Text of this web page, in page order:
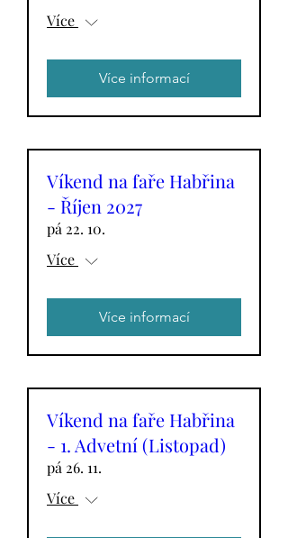
Více
Více informací
Víkend na faře Habřina
- Říjen 2027
pá 22. 10.
Více
Více informací
Víkend na faře Habřina
- 1. Advetní (Listopad)
pá 26. 11.
Více